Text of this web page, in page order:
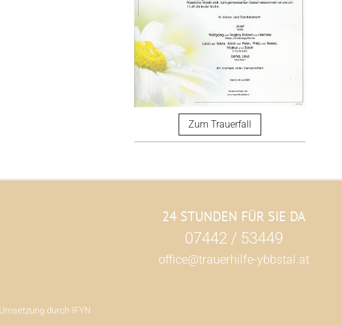
Zum Trauerfall
24 STUNDEN FÜR SIE DA
07442 / 53449
office@trauerhilfe-ybbstal.at
durch IFYN